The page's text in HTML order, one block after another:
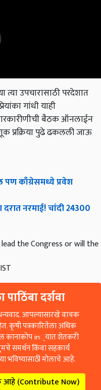
उपचारासाठी परदेशात
गांधी याही
बैठक ऑनलाईन
प्रक्रिया पुढे ढकलली जाऊ
पण काँग्रेसमध्ये प्रवेश
नरमाई! चांदी 24300
lead the Congress or will the
दर्शवा
आपल्यासारखे वाचक
कृषी पत्रकारितेला अधिक
कानाकोप in्यात शेतकरी
समर्थन किंवा सहकार्य
मोलाचे आहे.
(Contribute Now)